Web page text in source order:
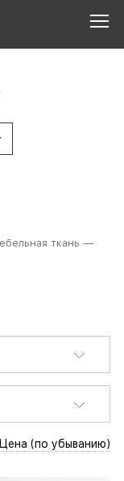
ткань —
Цена (по убыванию)